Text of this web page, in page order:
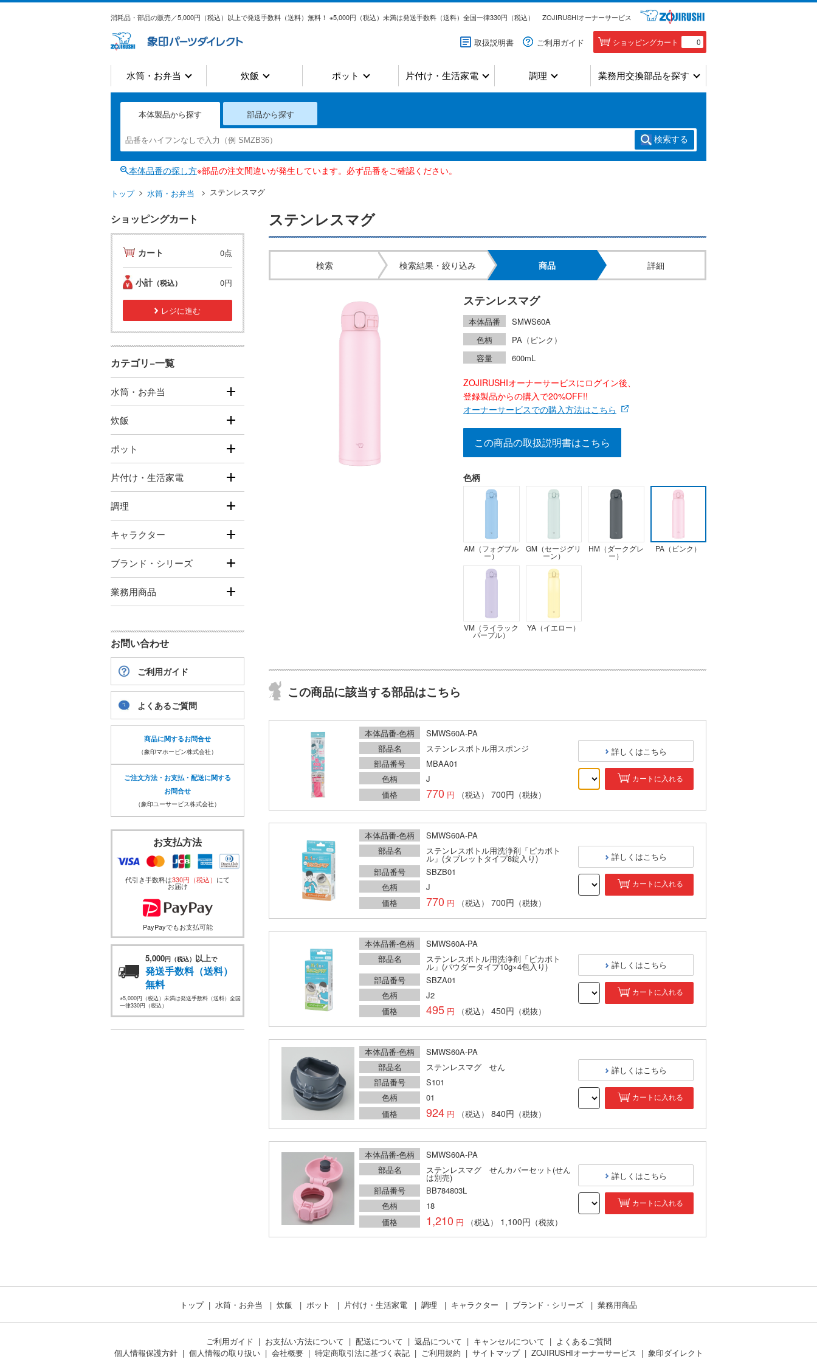
消耗品・部品の販売／5,000円（税込）以上で発送手数料（送料）無料！ ※5,000円（税込）未満は発送手数料（送料）全国一律330円（税込） ZOJIRUSHIオーナーサービス
取扱説明書 ご利用ガイド ショッピングカート 0
水筒・お弁当 炊飯 ポット 片付け・生活家電 調理 業務用交換部品を探す
本体製品から探す 部品から探す
検索する
本体品番の探し方※部品の注文間違いが発生しています。必ず品番をご確認ください。
トップ 水筒・お弁当 ステンレスマグ
ステンレスマグ
検索 検索結果・絞り込み 商品 詳細
ステンレスマグ
本体品番
SMWS60A
色柄
PA（ピンク）
容量
600mL
ZOJIRUSHIオーナーサービスにログイン後、
登録製品からの購入で20%OFF!!
オーナーサービスでの購入方法はこちら
この商品の取扱説明書はこちら
色柄
AM（フォグブル
ー）
GM（セージグリ
ーン）
HM（ダークグレ
ー）
PA（ピンク）
VM（ライラック
パープル）
YA（イエロー）
この商品に該当する部品はこちら
本体品番-色柄
SMWS60A-PA
部品名
ステンレスボトル用スポンジ
部品番号
MBAA01
色柄
J
価格
770 （税込） 700円 （税抜）
詳しくはこちら
カートに入れる
本体品番-色柄
SMWS60A-PA
部品名
ステンレスボトル用洗浄剤「ピカボト
ル」(タブレットタイプ8錠入り)
部品番号
SBZB01
色柄
J
価格
770 （税込） 700円 （税抜）
詳しくはこちら
カートに入れる
本体品番-色柄
SMWS60A-PA
部品名
ステンレスボトル用洗浄剤「ピカボト
ル」(パウダータイプ10g×4包入り)
部品番号
SBZA01
色柄
J2
価格
495 （税込） 450円 （税抜）
詳しくはこちら
カートに入れる
本体品番-色柄
SMWS60A-PA
部品名
ステンレスマグ せん
部品番号
S101
色柄
01
価格
924 （税込） 840円 （税抜）
詳しくはこちら
カートに入れる
本体品番-色柄
SMWS60A-PA
部品名
ステンレスマグ せんカバーセット(せん
は別売)
部品番号
BB784803L
色柄
18
価格
1,210 （税込） 1,100円 （税抜）
詳しくはこちら
カートに入れる
ショッピングカート
カート 0点
小計 （税込） 0円
レジに進む
カテゴリ−一覧
水筒・お弁当
炊飯
ポット
片付け・生活家電
調理
キャラクター
ブランド・シリーズ
業務用商品
お問い合わせ
ご利用ガイド
よくあるご質問
商品に関するお問合せ
（象印マホービン株式会社）
ご注文方法・お支払・配送に関する
お問合せ
（象印ユーサービス株式会社）
お支払方法
代引き手数料は330円（税込） にて
お届け
PayPayでもお支払可能
5,000円（税込） 以上で
発送手数料（送料）
無料
※5,000円（税込）未満は発送手数料（送料）全国
一律330円（税込）
トップ 水筒・お弁当 炊飯 ポット 片付け・生活家電 調理 キャラクター ブランド・シリーズ 業務用商品
ご利用ガイド お支払い方法について 配送について 返品について キャンセルについて
よくあるご質問
個人情報保護方針
個人情報の取り扱い 会社概要 特定商取引法に基づく表記 ご利用規約 サイトマップ ZOJIRUSHIオーナーサービス 象印ダイレクト